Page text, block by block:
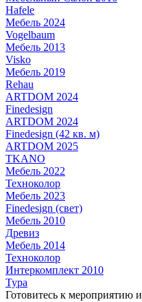
Hafele
Мебель 2024
Vogelbaum
Мебель 2013
Visko
Мебель 2019
Rehau
ARTDOM 2024
Finedesign
ARTDOM 2024
Finedesign (42 кв. м)
ARTDOM 2025
TKANO
Мебель 2022
Техноколор
Мебель 2023
Finedesign (свет)
Мебель 2010
Древиз
Мебель 2014
Техноколор
Интеркомплект 2010
Тура
Готовитесь к мероприятию